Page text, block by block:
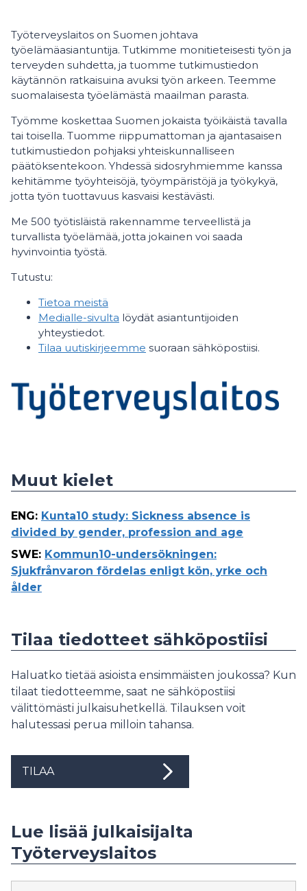
Työterveyslaitos on Suomen johtava
työelämäasiantuntija. Tutkimme monitieteisesti työn ja
terveyden suhdetta, ja tuomme tutkimustiedon
käytännön ratkaisuina avuksi työn arkeen. Teemme
suomalaisesta työelämästä maailman parasta.
Työmme koskettaa Suomen jokaista työikäistä tavalla
tai toisella. Tuomme riippumattoman ja ajantasaisen
tutkimustiedon pohjaksi yhteiskunnalliseen
päätöksentekoon. Yhdessä sidosryhmiemme kanssa
kehitämme työyhteisöjä, työympäristöjä ja työkykyä,
jotta työn tuottavuus kasvaisi kestävästi.
Me 500 työtisläistä rakennamme terveellistä ja
turvallista työelämää, jotta jokainen voi saada
hyvinvointia työstä.
Tutustu:
Tietoa meistä
Medialle-sivulta löydät asiantuntijoiden
yhteystiedot.
Tilaa uutiskirjeemme suoraan sähköpostiisi.
Muut kielet
ENG: Kunta10 study: Sickness absence is
divided by gender, profession and age
SWE: Kommun10-undersökningen:
Sjukfrånvaron fördelas enligt kön, yrke och
ålder
Tilaa tiedotteet sähköpostiisi
Haluatko tietää asioista ensimmäisten joukossa? Kun
tilaat tiedotteemme, saat ne sähköpostiisi
välittömästi julkaisuhetkellä. Tilauksen voit
halutessasi perua milloin tahansa.
TILAA
Lue lisää julkaisijalta
Työterveyslaitos